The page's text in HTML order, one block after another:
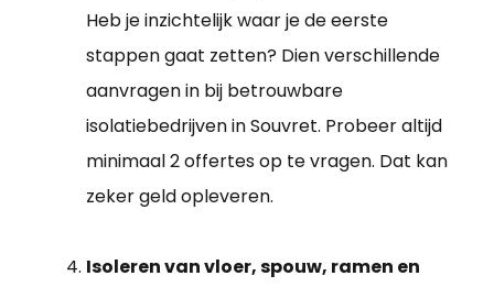
Heb je inzichtelijk waar je de eerste
stappen gaat zetten? Dien verschillende
aanvragen in bij betrouwbare
isolatiebedrijven in Souvret. Probeer altijd
minimaal 2 offertes op te vragen. Dat kan
zeker geld opleveren.
Isoleren van vloer, spouw, ramen en